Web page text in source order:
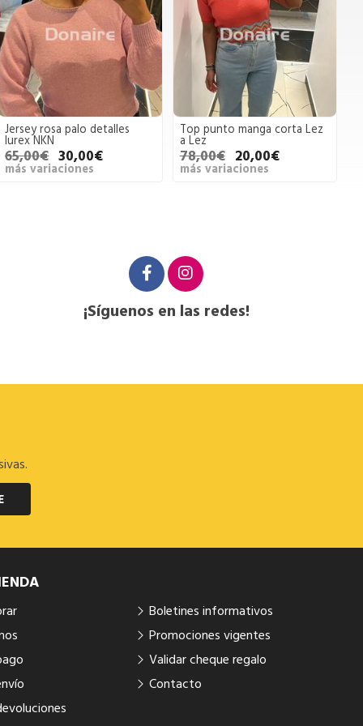
Jersey rosa palo detalles
lurex NKN
65,00€ 30,00€
más variaciones
Top punto manga corta Lez
a Lez
78,00€ 20,00€
más variaciones
¡Síguenos en las redes!
Boletines informativos
Promociones vigentes
Validar cheque regalo
Contacto